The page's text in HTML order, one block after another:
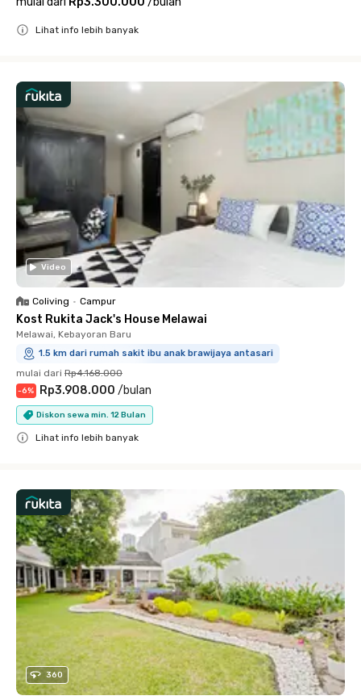
Lihat info lebih banyak
Video
Coliving • Campur
Kost Rukita Jack's House Melawai
Melawai, Kebayoran Baru
1.5 km dari rumah sakit ibu anak brawijaya antasari
mulai dari Rp4.168.000
-6% Rp3.908.000 /bulan
Diskon sewa min. 12 Bulan
Lihat info lebih banyak
360